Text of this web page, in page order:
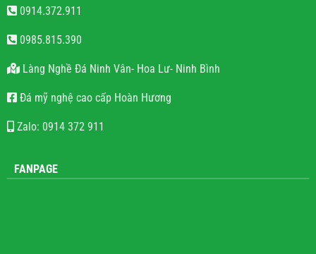
Đá Mỹ Nghệ Hoàn Hương
0914.372.911
0985.815.390
Làng Nghề Đá Ninh Vân- Hoa Lư- Ninh Bình
Đá mỹ nghệ cao cấp Hoàn Hương